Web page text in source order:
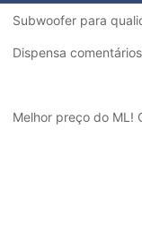
Subwoofer para
Dispensa
Melhor preço do ML!